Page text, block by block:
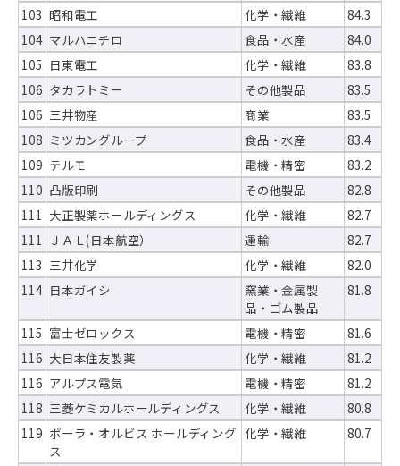
103 昭和電工 化学・繊維
84.3
104 マルハニチロ 食品・水産
84.0
105 日東電工 化学・繊維
83.8
106 タカラトミー その他製品
83.5
106 三井物産 商業
83.5
108 ミツカングループ 食品・水産
83.4
109 テルモ 電機・精密
83.2
110 凸版印刷 その他製品
82.8
111 大正製薬ホールディングス 化学・繊維
82.7
111 ＪＡＬ(日本航空） 運輸
82.7
113 三井化学 化学・繊維
82.0
114 日本ガイシ
窯業・金属製
品・ゴム製品
81.8
115 富士ゼロックス 電機・精密
81.6
116 大日本住友製薬 化学・繊維
81.2
116 アルプス電気 電機・精密
81.2
118 三菱ケミカルホールディングス 化学・繊維
80.8
119 ポーラ・オルビス ホールディング
ス
化学・繊維 80.7